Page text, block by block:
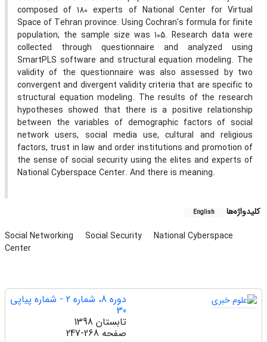
composed of 180 experts of National Center for Virtual
Space of Tehran province. Using Cochran's formula for finite
population, the sample size was 105. Research data were
collected through questionnaire and analyzed using
SmartPLS software and structural equation modeling. The
validity of the questionnaire was also assessed by two
convergent and divergent validity criteria that are specific to
structural equation modeling. The results of the research
hypotheses showed that there is a positive relationship
between the variables of demographic factors of social
network users, social media use, cultural and religious
factors, trust in law and order institutions and promotion of
the sense of social security using the elites and experts of
National Cyberspace Center. And there is meaning.
کلیدواژه‌ها English
Social Networking Social Security
National Cyberspace
Center
دوره 8، شماره 2 - شماره پیاپی
30
تابستان 1398
صفحه 247-268